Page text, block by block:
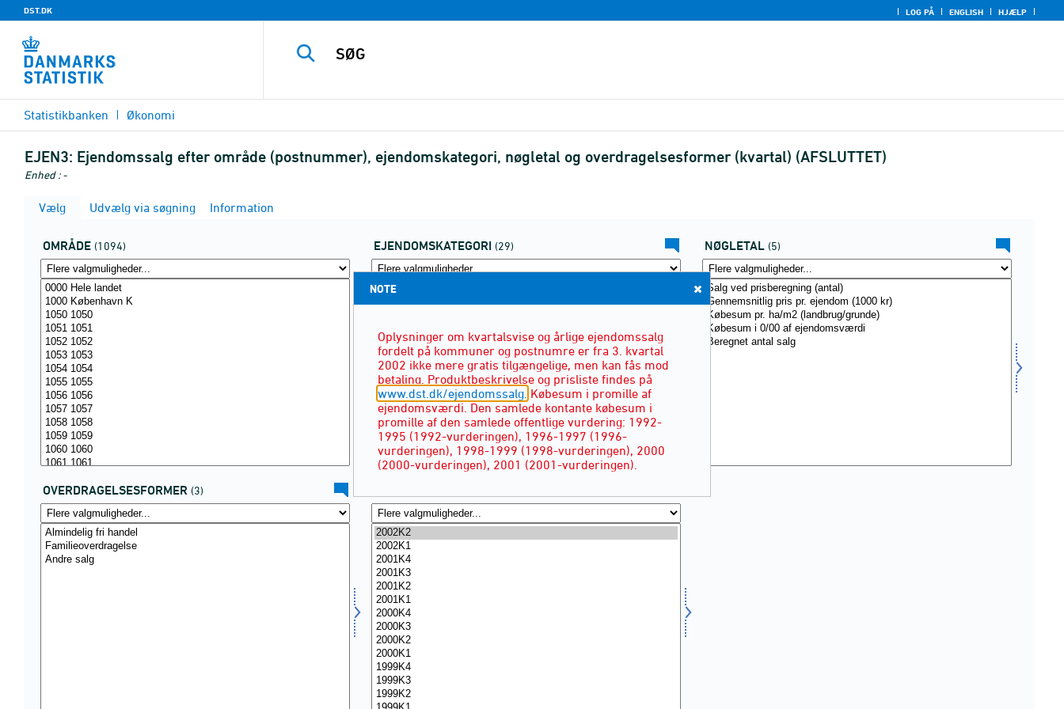
DST.DK LOG PÅ ENGLISH HJÆLP
Statistikbanken Økonomi
EJEN3: Ejendomssalg efter område (postnummer), ejendomskategori, nøgletal og overdragelsesformer (kvartal) (AFSLUTTET)
Enhed : -
Vælg Udvælg via søgning Information
OMRÅDE (1094) EJENDOMSKATEGORI (29) NØGLETAL (5)
OVERDRAGELSESFORMER (3)
NOTE
Oplysninger om kvartalsvise og årlige ejendomssalg
fordelt på kommuner og postnumre er fra 3. kvartal
2002 ikke mere gratis tilgængelige, men kan fås mod
betaling. Produktbeskrivelse og prisliste findes på
www.dst.dk/ejendomssalg. Købesum i promille af
ejendomsværdi. Den samlede kontante købesum i
promille af den samlede offentlige vurdering: 1992-
1995 (1992-vurderingen), 1996-1997 (1996-
vurderingen), 1998-1999 (1998-vurderingen), 2000
(2000-vurderingen), 2001 (2001-vurderingen).